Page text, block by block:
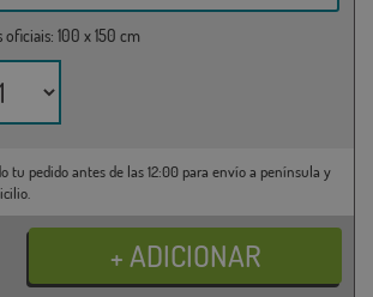
100 x 150 cm
tu pedido antes de las 12:00 para envío a península y